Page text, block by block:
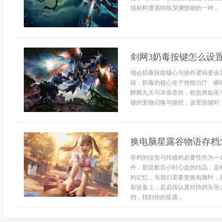
场材料遭遇特殊深渊怪物的一种...
剑网3奶毒按键怎么设
领会奶毒技能核心与操作逻辑要
辑，奶毒的核心在于持续治疗、
醉舞九天与冰蚕牵丝，救急类如
键的宠物召唤与操控，设置按键
换电脑星露谷物语存档
存档的珍贵与转移的必要性作为
件，那是数百小时心血的结晶，
的记忆，当我们需要更换电脑时
新设备上，是必须认真对待的头
档，找到你的星露...